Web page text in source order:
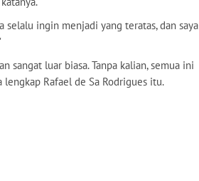
selalu ingin menjadi yang teratas, dan saya
sangat luar biasa. Tanpa kalian, semua ini
Rafael de Sa Rodrigues itu.